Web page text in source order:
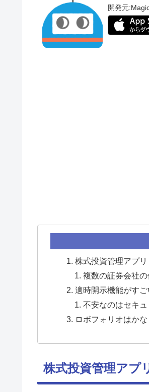
開発元:
株式投資管理アプ
複数の証券会社
適時開示機能がすご
不安なのはセキュ
ロボフォリオはか
株式投資管理アプ